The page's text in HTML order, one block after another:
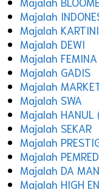
Majalah
Majalah KARTINI
Majalah DEWI
Majalah FEMINA
Majalah GADIS
Majalah
Majalah SWA
Majalah HANUL
Majalah SEKAR
Majalah
Majalah PEMRED
Majalah DA MAN
Majalah HIGH